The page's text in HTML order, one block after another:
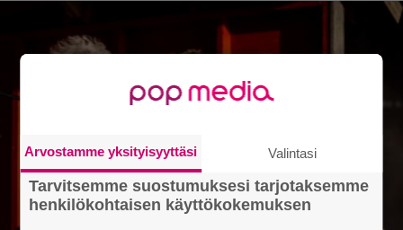
Arvostamme yksityisyyttäsi Valintasi
Tarvitsemme suostumuksesi tarjotaksemme
henkilökohtaisen käyttökokemuksen